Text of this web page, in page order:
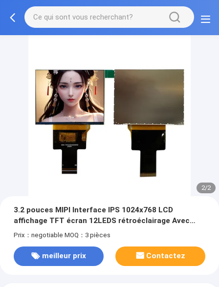
2/2
3.2 pouces MIPI Interface IPS 1024x768 LCD
affichage TFT écran 12LEDS rétroéclairage Avec
500cd/M2 luminance
Prix：negotiable MOQ：3 pièces
meilleur prix Contactez